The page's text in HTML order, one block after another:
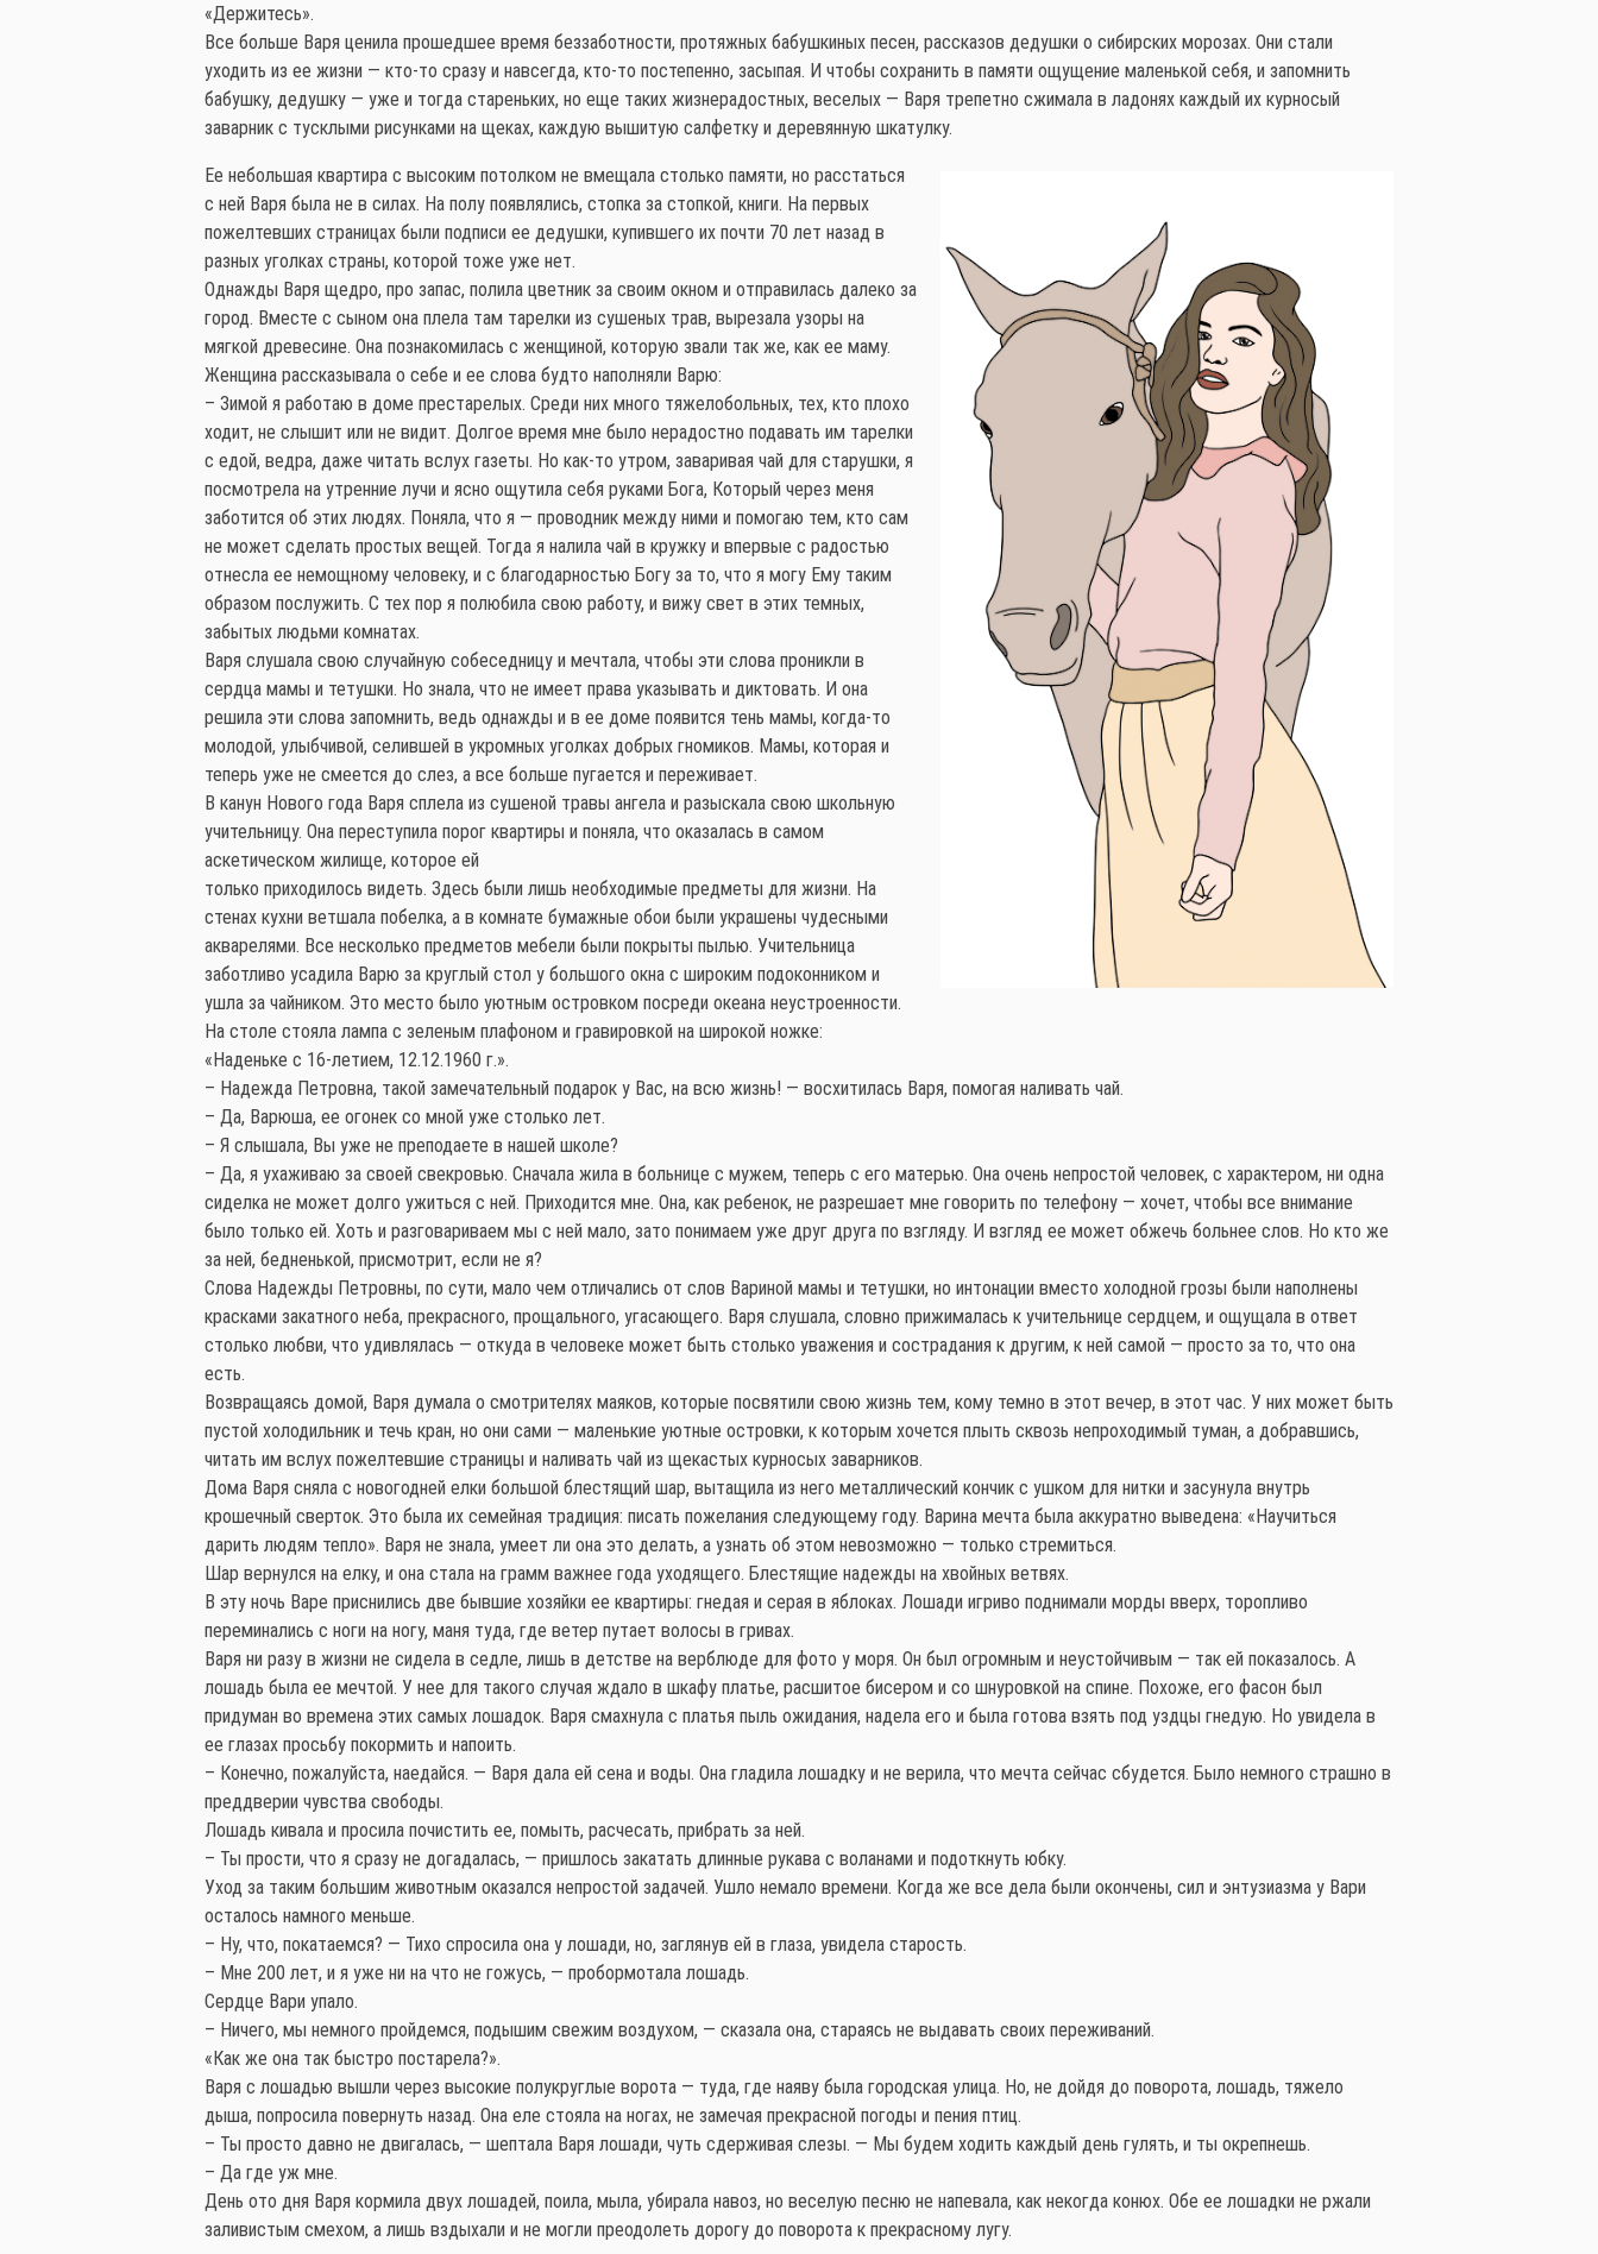
«Держитесь».
Все больше Варя ценила прошедшее время беззаботности, протяжных бабушкиных песен, рассказов дедушки о сибирских морозах. Они стали
уходить из ее жизни — кто-то сразу и навсегда, кто-то постепенно, засыпая. И чтобы сохранить в памяти ощущение маленькой себя, и запомнить
бабушку, дедушку — уже и тогда стареньких, но еще таких жизнерадостных, веселых — Варя трепетно сжимала в ладонях каждый их курносый
заварник с тусклыми рисунками на щеках, каждую вышитую салфетку и деревянную шкатулку.
Ее небольшая квартира с высоким потолком не вмещала столько памяти, но расстаться
с ней Варя была не в силах. На полу появлялись, стопка за стопкой, книги. На первых
пожелтевших страницах были подписи ее дедушки, купившего их почти 70 лет назад в
разных уголках страны, которой тоже уже нет.
Однажды Варя щедро, про запас, полила цветник за своим окном и отправилась далеко за
город. Вместе с сыном она плела там тарелки из сушеных трав, вырезала узоры на
мягкой древесине. Она познакомилась с женщиной, которую звали так же, как ее маму.
Женщина рассказывала о себе и ее слова будто наполняли Варю:
– Зимой я работаю в доме престарелых. Среди них много тяжелобольных, тех, кто плохо
ходит, не слышит или не видит. Долгое время мне было нерадостно подавать им тарелки
с едой, ведра, даже читать вслух газеты. Но как-то утром, заваривая чай для старушки, я
посмотрела на утренние лучи и ясно ощутила себя руками Бога, Который через меня
заботится об этих людях. Поняла, что я — проводник между ними и помогаю тем, кто сам
не может сделать простых вещей. Тогда я налила чай в кружку и впервые с радостью
отнесла ее немощному человеку, и с благодарностью Богу за то, что я могу Ему таким
образом послужить. С тех пор я полюбила свою работу, и вижу свет в этих темных,
забытых людьми комнатах.
Варя слушала свою случайную собеседницу и мечтала, чтобы эти слова проникли в
сердца мамы и тетушки. Но знала, что не имеет права указывать и диктовать. И она
решила эти слова запомнить, ведь однажды и в ее доме появится тень мамы, когда-то
молодой, улыбчивой, селившей в укромных уголках добрых гномиков. Мамы, которая и
теперь уже не смеется до слез, а все больше пугается и переживает.
В канун Нового года Варя сплела из сушеной травы ангела и разыскала свою школьную
учительницу. Она переступила порог квартиры и поняла, что оказалась в самом
аскетическом жилище, которое ей
только приходилось видеть. Здесь были лишь необходимые предметы для жизни. На
стенах кухни ветшала побелка, а в комнате бумажные обои были украшены чудесными
акварелями. Все несколько предметов мебели были покрыты пылью. Учительница
заботливо усадила Варю за круглый стол у большого окна с широким подоконником и
ушла за чайником. Это место было уютным островком посреди океана неустроенности.
На столе стояла лампа с зеленым плафоном и гравировкой на широкой ножке:
«Наденьке с 16-летием, 12.12.1960 г.».
– Надежда Петровна, такой замечательный подарок у Вас, на всю жизнь! — восхитилась Варя, помогая наливать чай.
– Да, Варюша, ее огонек со мной уже столько лет.
– Я слышала, Вы уже не преподаете в нашей школе?
– Да, я ухаживаю за своей свекровью. Сначала жила в больнице с мужем, теперь с его матерью. Она очень непростой человек, с характером, ни одна
сиделка не может долго ужиться с ней. Приходится мне. Она, как ребенок, не разрешает мне говорить по телефону — хочет, чтобы все внимание
было только ей. Хоть и разговариваем мы с ней мало, зато понимаем уже друг друга по взгляду. И взгляд ее может обжечь больнее слов. Но кто же
за ней, бедненькой, присмотрит, если не я?
Слова Надежды Петровны, по сути, мало чем отличались от слов Вариной мамы и тетушки, но интонации вместо холодной грозы были наполнены
красками закатного неба, прекрасного, прощального, угасающего. Варя слушала, словно прижималась к учительнице сердцем, и ощущала в ответ
столько любви, что удивлялась — откуда в человеке может быть столько уважения и сострадания к другим, к ней самой — просто за то, что она
есть.
Возвращаясь домой, Варя думала о смотрителях маяков, которые посвятили свою жизнь тем, кому темно в этот вечер, в этот час. У них может быть
пустой холодильник и течь кран, но они сами — маленькие уютные островки, к которым хочется плыть сквозь непроходимый туман, а добравшись,
читать им вслух пожелтевшие страницы и наливать чай из щекастых курносых заварников.
Дома Варя сняла с новогодней елки большой блестящий шар, вытащила из него металлический кончик с ушком для нитки и засунула внутрь
крошечный сверток. Это была их семейная традиция: писать пожелания следующему году. Варина мечта была аккуратно выведена: «Научиться
дарить людям тепло». Варя не знала, умеет ли она это делать, а узнать об этом невозможно — только стремиться.
Шар вернулся на елку, и она стала на грамм важнее года уходящего. Блестящие надежды на хвойных ветвях.
В эту ночь Варе приснились две бывшие хозяйки ее квартиры: гнедая и серая в яблоках. Лошади игриво поднимали морды вверх, торопливо
переминались с ноги на ногу, маня туда, где ветер путает волосы в гривах.
Варя ни разу в жизни не сидела в седле, лишь в детстве на верблюде для фото у моря. Он был огромным и неустойчивым — так ей показалось. А
лошадь была ее мечтой. У нее для такого случая ждало в шкафу платье, расшитое бисером и со шнуровкой на спине. Похоже, его фасон был
придуман во времена этих самых лошадок. Варя смахнула с платья пыль ожидания, надела его и была готова взять под уздцы гнедую. Но увидела в
ее глазах просьбу покормить и напоить.
– Конечно, пожалуйста, наедайся. — Варя дала ей сена и воды. Она гладила лошадку и не верила, что мечта сейчас сбудется. Было немного страшно в
преддверии чувства свободы.
Лошадь кивала и просила почистить ее, помыть, расчесать, прибрать за ней.
– Ты прости, что я сразу не догадалась, — пришлось закатать длинные рукава с воланами и подоткнуть юбку.
Уход за таким большим животным оказался непростой задачей. Ушло немало времени. Когда же все дела были окончены, сил и энтузиазма у Вари
осталось намного меньше.
– Ну, что, покатаемся? — Тихо спросила она у лошади, но, заглянув ей в глаза, увидела старость.
– Мне 200 лет, и я уже ни на что не гожусь, — пробормотала лошадь.
Сердце Вари упало.
– Ничего, мы немного пройдемся, подышим свежим воздухом, — сказала она, стараясь не выдавать своих переживаний.
«Как же она так быстро постарела?».
Варя с лошадью вышли через высокие полукруглые ворота — туда, где наяву была городская улица. Но, не дойдя до поворота, лошадь, тяжело
дыша, попросила повернуть назад. Она еле стояла на ногах, не замечая прекрасной погоды и пения птиц.
– Ты просто давно не двигалась, — шептала Варя лошади, чуть сдерживая слезы. — Мы будем ходить каждый день гулять, и ты окрепнешь.
– Да где уж мне.
День ото дня Варя кормила двух лошадей, поила, мыла, убирала навоз, но веселую песню не напевала, как некогда конюх. Обе ее лошадки не ржали
заливистым смехом, а лишь вздыхали и не могли преодолеть дорогу до поворота к прекрасному лугу.